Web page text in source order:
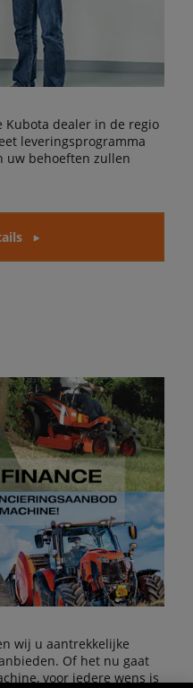
dealer in de regio
leveringsprogramma
uw behoeften zullen
wij u aantrekkelijke
Of het nu gaat
voor iedere wens is